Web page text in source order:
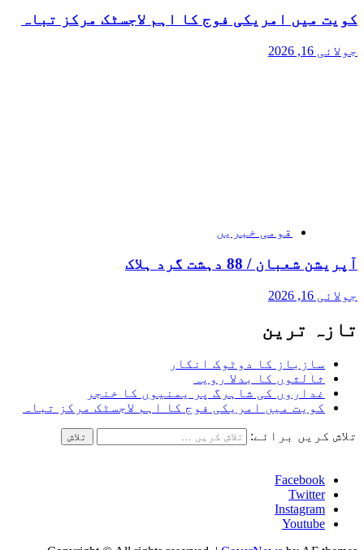
کویت میں امریکی فوج کا اہم لاجسٹک مرکز تباہ
جولائی 16, 2026
قومی خبریں
آپریشن شعبان / 88 دہشت گرد ہلاک
جولائی 16, 2026
تازہ ترین
سازباز کا دوٹوک انکار
ثالثوں کا بدلا رویہ
غداروں کی شاہرگ پر یمنیوں کا خنجر
کویت میں امریکی فوج کا اہم لاجسٹک مرکز تباہ
تلاش کریں برائے:
Facebook
Twitter
Instagram
Youtube